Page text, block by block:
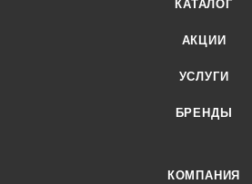
КАТАЛОГ
АКЦИИ
УСЛУГИ
БРЕНДЫ
КОМПАНИЯ